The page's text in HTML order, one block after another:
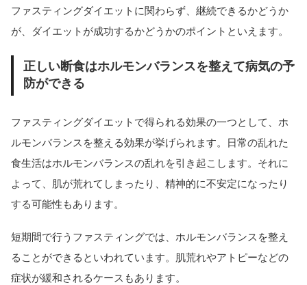
ファスティングダイエットに関わらず、継続できるかどうか
が、ダイエットが成功するかどうかのポイントといえます。
正しい断食はホルモンバランスを整えて病気の予
防ができる
ファスティングダイエットで得られる効果の一つとして、ホ
ルモンバランスを整える効果が挙げられます。日常の乱れた
食生活はホルモンバランスの乱れを引き起こします。それに
よって、肌が荒れてしまったり、精神的に不安定になったり
する可能性もあります。
短期間で行うファスティングでは、ホルモンバランスを整え
ることができるといわれています。肌荒れやアトピーなどの
症状が緩和されるケースもあります。